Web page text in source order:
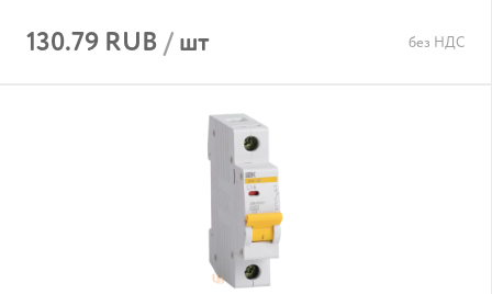
130.79 RUB/шт без НДС